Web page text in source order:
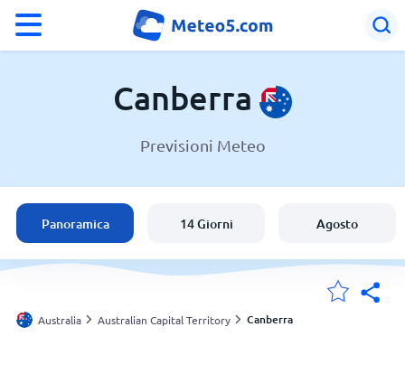
Australia
Italia
Svizzera
Canberra
Previsioni Meteo
Panoramica 14 Giorni Agosto
Australia Australian Capital Territory Canberra